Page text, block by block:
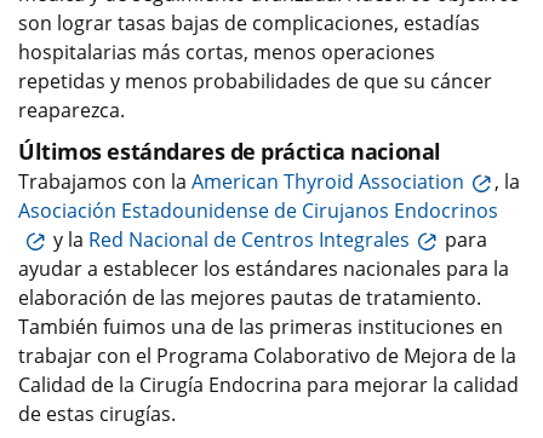
son lograr tasas bajas de complicaciones, estadías
hospitalarias más cortas, menos operaciones
repetidas y menos probabilidades de que su cáncer
reaparezca.
Últimos estándares de práctica nacional
Trabajamos con la American Thyroid Association
, la
Asociación Estadounidense de Cirujanos Endocrinos
y la Red Nacional de Centros Integrales
para
ayudar a establecer los estándares nacionales para la
elaboración de las mejores pautas de tratamiento.
También fuimos una de las primeras instituciones en
trabajar con el Programa Colaborativo de Mejora de la
Calidad de la Cirugía Endocrina para mejorar la calidad
de estas cirugías.